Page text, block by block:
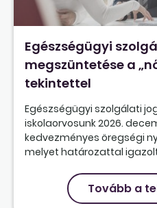
Egészségügyi
megszüntetése a
tekintettel
Egészségügyi szolgálati
iskolaorvosunk 2026.
kedvezményes öregségi
melyet határozattal
Tovább a